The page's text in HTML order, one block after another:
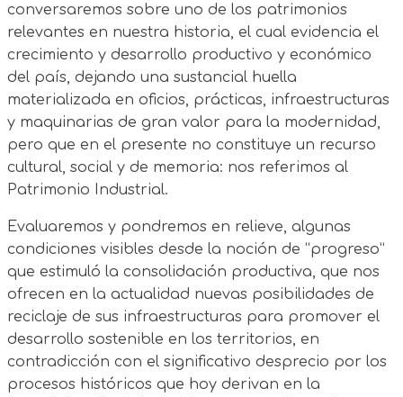
conversaremos sobre uno de los patrimonios
relevantes en nuestra historia, el cual evidencia el
crecimiento y desarrollo productivo y económico
del país, dejando una sustancial huella
materializada en oficios, prácticas, infraestructuras
y maquinarias de gran valor para la modernidad,
pero que en el presente no constituye un recurso
cultural, social y de memoria: nos referimos al
Patrimonio Industrial.
Evaluaremos y pondremos en relieve, algunas
condiciones visibles desde la noción de “progreso”
que estimuló la consolidación productiva, que nos
ofrecen en la actualidad nuevas posibilidades de
reciclaje de sus infraestructuras para promover el
desarrollo sostenible en los territorios, en
contradicción con el significativo desprecio por los
procesos históricos que hoy derivan en la